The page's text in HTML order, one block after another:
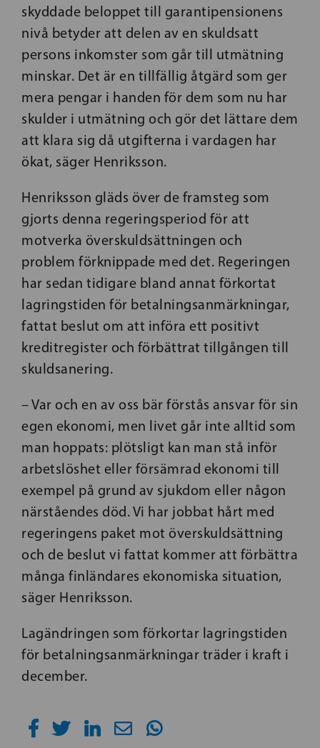
skyddade beloppet till garantipensionens
nivå betyder att delen av en skuldsatt
persons inkomster som går till utmätning
minskar. Det är en tillfällig åtgärd som ger
mera pengar i handen för dem som nu har
skulder i utmätning och gör det lättare dem
att klara sig då utgifterna i vardagen har
ökat, säger Henriksson.
Henriksson gläds över de framsteg som
gjorts denna regeringsperiod för att
motverka överskuldsättningen och
problem förknippade med det. Regeringen
har sedan tidigare bland annat förkortat
lagringstiden för betalningsanmärkningar,
fattat beslut om att införa ett positivt
kreditregister och förbättrat tillgången till
skuldsanering.
– Var och en av oss bär förstås ansvar för sin
egen ekonomi, men livet går inte alltid som
man hoppats: plötsligt kan man stå inför
arbetslöshet eller försämrad ekonomi till
exempel på grund av sjukdom eller någon
närståendes död. Vi har jobbat hårt med
regeringens paket mot överskuldsättning
och de beslut vi fattat kommer att förbättra
många finländares ekonomiska situation,
säger Henriksson.
Lagändringen som förkortar lagringstiden
för betalningsanmärkningar träder i kraft i
december.